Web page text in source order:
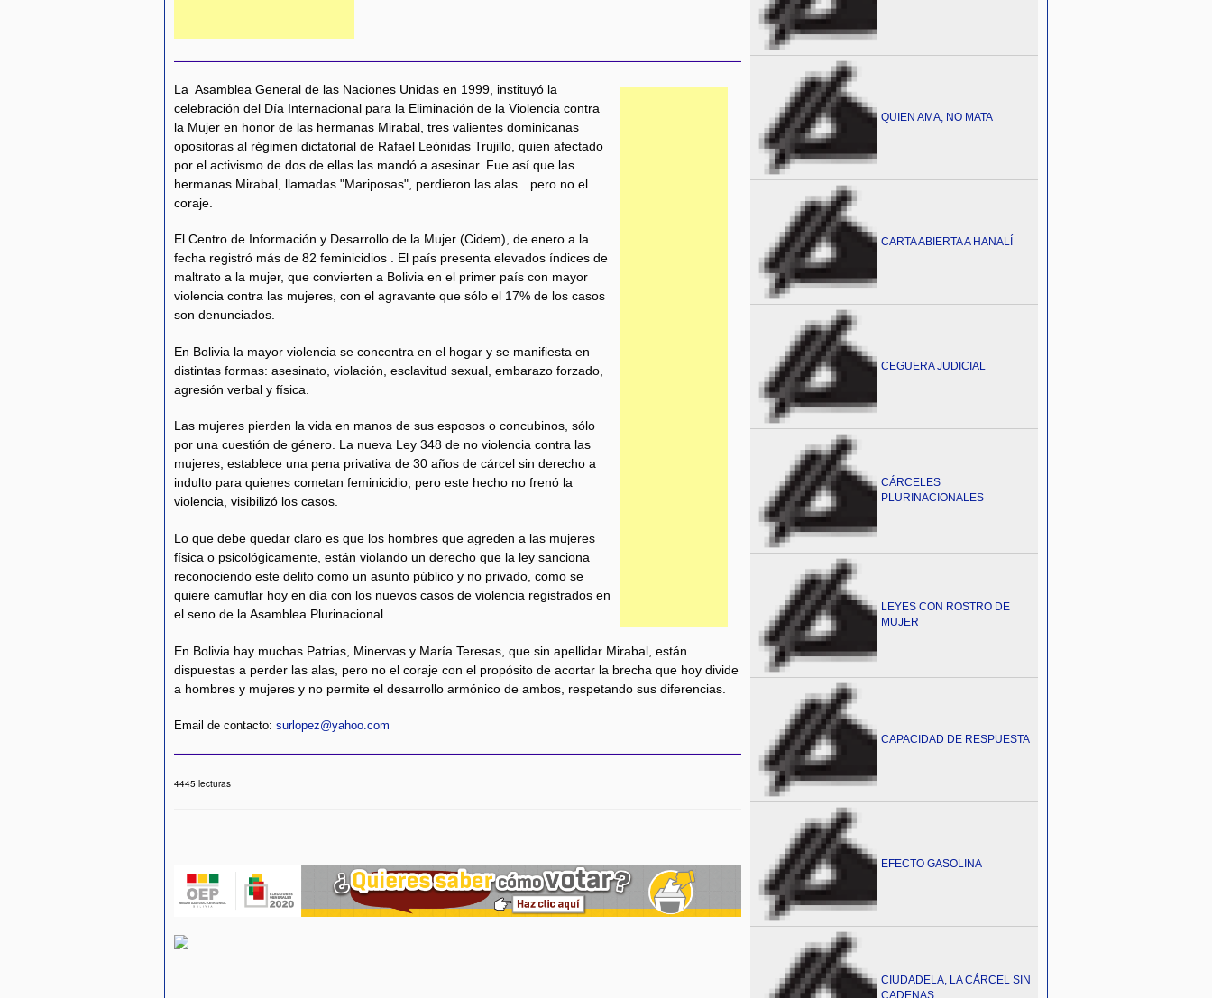
La Asamblea General de las Naciones Unidas en 1999, instituyó la
celebración del Día Internacional para la Eliminación de la Violencia contra
la Mujer en honor de las hermanas Mirabal, tres valientes dominicanas
opositoras al régimen dictatorial de Rafael Leónidas Trujillo, quien afectado
por el activismo de dos de ellas las mandó a asesinar. Fue así que las
hermanas Mirabal, llamadas "Mariposas", perdieron las alas…pero no el
coraje.
El Centro de Información y Desarrollo de la Mujer (Cidem), de enero a la
fecha registró más de 82 feminicidios . El país presenta elevados índices de
maltrato a la mujer, que convierten a Bolivia en el primer país con mayor
violencia contra las mujeres, con el agravante que sólo el 17% de los casos
son denunciados.
En Bolivia la mayor violencia se concentra en el hogar y se manifiesta en
distintas formas: asesinato, violación, esclavitud sexual, embarazo forzado,
agresión verbal y física.
Las mujeres pierden la vida en manos de sus esposos o concubinos, sólo
por una cuestión de género. La nueva Ley 348 de no violencia contra las
mujeres, establece una pena privativa de 30 años de cárcel sin derecho a
indulto para quienes cometan feminicidio, pero este hecho no frenó la
violencia, visibilizó los casos.
Lo que debe quedar claro es que los hombres que agreden a las mujeres
física o psicológicamente, están violando un derecho que la ley sanciona
reconociendo este delito como un asunto público y no privado, como se
quiere camuflar hoy en día con los nuevos casos de violencia registrados en
el seno de la Asamblea Plurinacional.
En Bolivia hay muchas Patrias, Minervas y María Teresas, que sin apellidar Mirabal, están
dispuestas a perder las alas, pero no el coraje con el propósito de acortar la brecha que hoy divide
a hombres y mujeres y no permite el desarrollo armónico de ambos, respetando sus diferencias.
Email de contacto: surlopez@yahoo.com
4445 lecturas
QUIEN AMA, NO MATA
CARTA ABIERTA A HANALÍ
CEGUERA JUDICIAL
CÁRCELES
PLURINACIONALES
LEYES CON ROSTRO DE
MUJER
CAPACIDAD DE RESPUESTA
EFECTO GASOLINA
CIUDADELA, LA CÁRCEL SIN
CADENAS